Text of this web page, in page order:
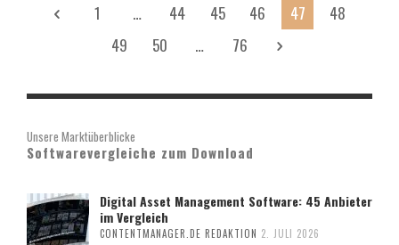
1 … 44 45 46 47
48
49
50 … 76
Unsere Marktüberblicke
Softwarevergleiche zum Download
Digital Asset Management Software: 45 Anbieter
im Vergleich
CONTENTMANAGER.DE REDAKTION 2. JULI 2026